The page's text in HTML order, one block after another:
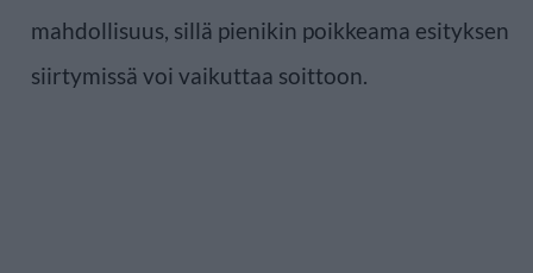
mahdollisuus, sillä pienikin poikkeama esityksen
siirtymissä voi vaikuttaa soittoon.